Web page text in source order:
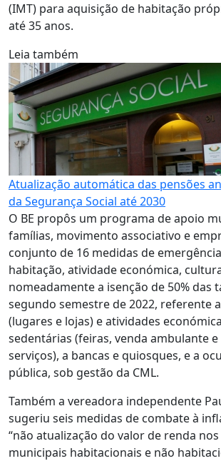
(IMT) para aquisição de habitação
até 35 anos.
Leia também
Atualização automática das pensões
da Segurança Social até 2030
O BE propôs um programa de apoio
famílias, movimento associativo e
conjunto de 16 medidas de
habitação, atividade económica,
nomeadamente a isenção de 50% das
segundo semestre de 2022, referente
(lugares e lojas) e atividades
sedentárias (feiras, venda ambulante
serviços), a bancas e quiosques, e a
pública, sob gestão da CML.
Também a vereadora independente
sugeriu seis medidas de combate à
“não atualização do valor de renda
municipais habitacionais e não